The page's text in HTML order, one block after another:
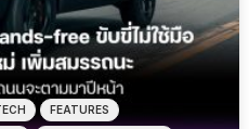
FEATURES